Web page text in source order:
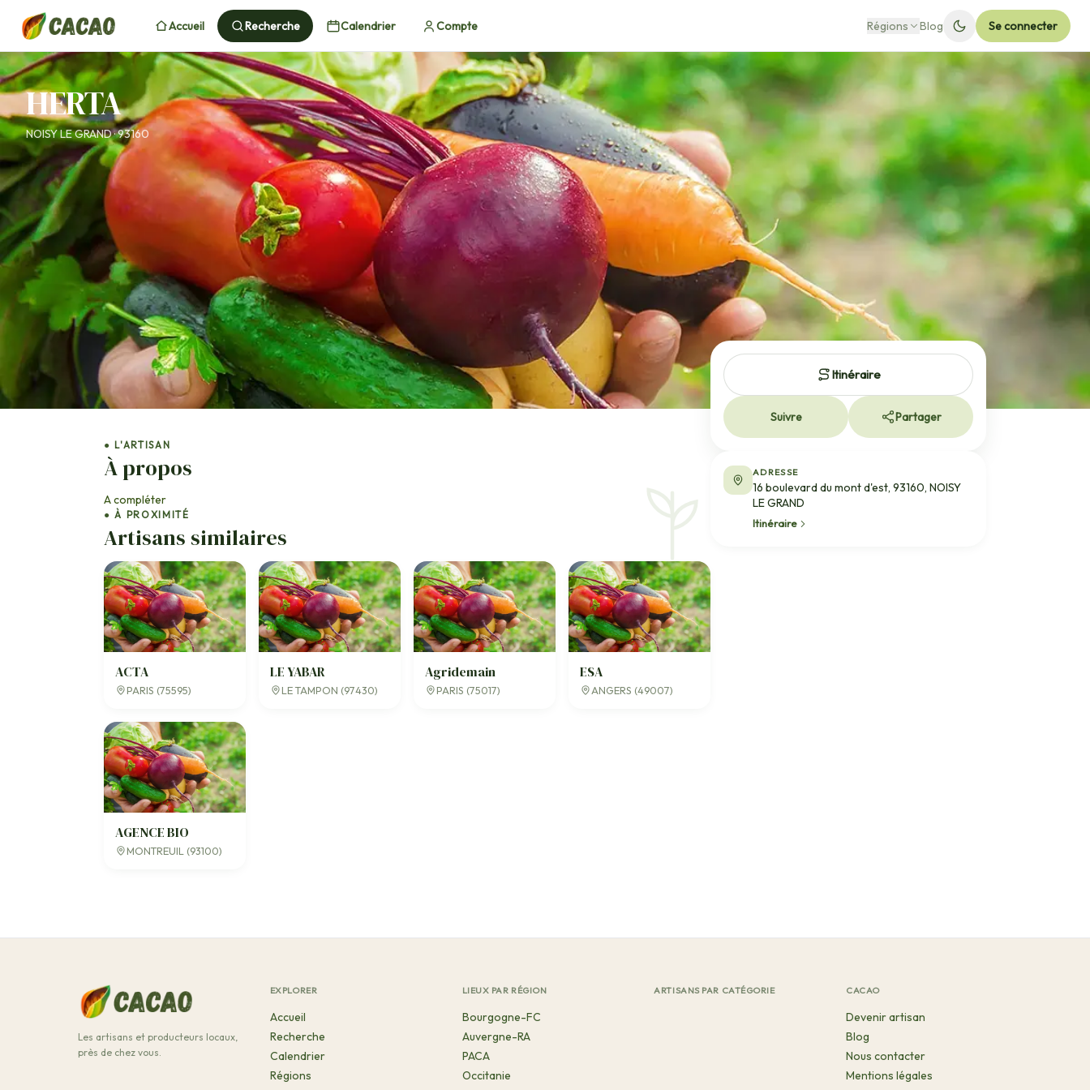
Accueil Recherche Calendrier Compte Régions Blog Se connecter
HERTA
NOISY LE GRAND · 93160
● L'ARTISAN
À propos
A compléter
● À PROXIMITÉ
Artisans similaires
ACTA
PARIS (75595)
LE YABAR
LE TAMPON (97430)
Agridemain
PARIS (75017)
ESA
ANGERS (49007)
AGENCE BIO
MONTREUIL (93100)
Itinéraire
Suivre Partager
ADRESSE
16 boulevard du mont d'est, 93160, NOISY
LE GRAND
Itinéraire
Les artisans et producteurs locaux,
près de chez vous.
EXPLORER
Accueil
Recherche
Calendrier
Régions
LIEUX PAR RÉGION
Bourgogne-FC
Auvergne-RA
PACA
Occitanie
ARTISANS PAR CATÉGORIE CACAO
Devenir artisan
Blog
Nous contacter
Mentions légales